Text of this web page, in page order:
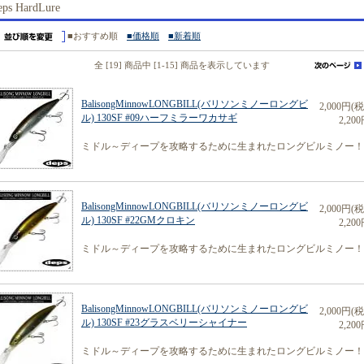
HardLure
■おすすめ順 ■価格順 ■新着順
全 [19] 商品中 [1-15] 商品を表示しています
BalisongMinnowLONGBILL(バリソンミノーロングビ
ル) 130SF #09ハーフミラーワカサギ
2,000円(
2,200
ミドル～ディープを攻略するために生まれたロングビルミノー！
BalisongMinnowLONGBILL(バリソンミノーロングビ
ル) 130SF #22GMクロキン
2,000円(
2,200
ミドル～ディープを攻略するために生まれたロングビルミノー！
BalisongMinnowLONGBILL(バリソンミノーロングビ
ル) 130SF #23グラスベリーシャイナー
2,000円(
2,200
ミドル～ディープを攻略するために生まれたロングビルミノー！